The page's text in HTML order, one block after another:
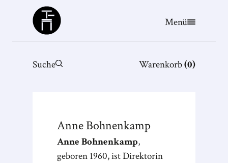
Büchergilde
Menü
Suche Warenkorb(0)
AnneBohnenkamp
Anne Bohnenkamp,
geboren 1960, ist Direktorin